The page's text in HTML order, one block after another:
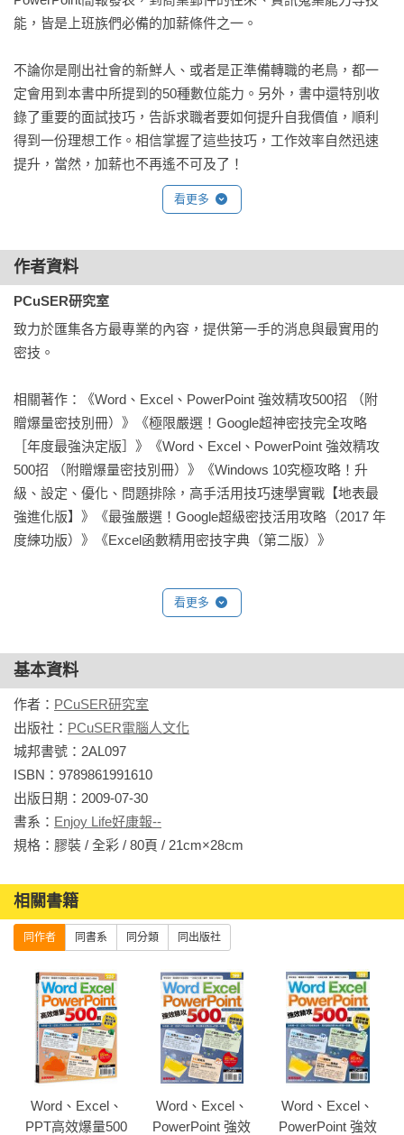
能，皆是上班族們必備的加薪條件之一。
不論你是剛出社會的新鮮人、或者是正準備轉職的老鳥，都一
定會用到本書中所提到的50種數位能力。另外，書中還特別收
錄了重要的面試技巧，告訴求職者要如何提升自我價值，順利
得到一份理想工作。相信掌握了這些技巧，工作效率自然迅速
提升，當然，加薪也不再遙不可及了！
看更多
作者資料
PCuSER研究室
致力於匯集各方最專業的內容，提供第一手的消息與最實用的
密技。
相關著作：《Word、Excel、PowerPoint 強效精攻500招 （附
贈爆量密技別冊）》《極限嚴選！Google超神密技完全攻略
［年度最強決定版］》《Word、Excel、PowerPoint 強效精攻
500招 （附贈爆量密技別冊）》《Windows 10究極攻略！升
級、設定、優化、問題排除，高手活用技巧速學實戰【地表最
強進化版】》《最強嚴選！Google超級密技活用攻略（2017 年
度練功版）》《Excel函數精用密技字典（第二版）》
看更多
基本資料
作者： PCuSER研究室
出版社： PCuSER電腦人文化
城邦書號：2AL097
ISBN：9789861991610
出版日期：2009-07-30
書系： Enjoy Life好康報--
規格：膠裝 / 全彩 / 80頁 / 21cm×28cm
相關書籍
同作者 同書系 同分類 同出版社
Word、Excel、
PPT高效爆量500
Word、Excel、
PowerPoint 強效
Word、Excel、
PowerPoint 強效